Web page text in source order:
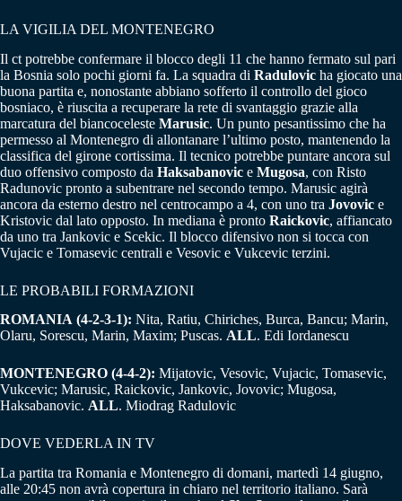
LA VIGILIA DEL MONTENEGRO
Il ct potrebbe confermare il blocco degli 11 che hanno fermato sul pari
la Bosnia solo pochi giorni fa. La squadra di Radulovic ha giocato una
buona partita e, nonostante abbiano sofferto il controllo del gioco
bosniaco, è riuscita a recuperare la rete di svantaggio grazie alla
marcatura del biancoceleste Marusic. Un punto pesantissimo che ha
permesso al Montenegro di allontanare l’ultimo posto, mantenendo la
classifica del girone cortissima. Il tecnico potrebbe puntare ancora sul
duo offensivo composto da Haksabanovic e Mugosa, con Risto
Radunovic pronto a subentrare nel secondo tempo. Marusic agirà
ancora da esterno destro nel centrocampo a 4, con uno tra Jovovic e
Kristovic dal lato opposto. In mediana è pronto Raickovic, affiancato
da uno tra Jankovic e Scekic. Il blocco difensivo non si tocca con
Vujacic e Tomasevic centrali e Vesovic e Vukcevic terzini.
LE PROBABILI FORMAZIONI
ROMANIA (4-2-3-1): Nita, Ratiu, Chiriches, Burca, Bancu; Marin,
Olaru, Sorescu, Marin, Maxim; Puscas. ALL. Edi Iordanescu
MONTENEGRO (4-4-2): Mijatovic, Vesovic, Vujacic, Tomasevic,
Vukcevic; Marusic, Raickovic, Jankovic, Jovovic; Mugosa,
Haksabanovic. ALL. Miodrag Radulovic
DOVE VEDERLA IN TV
La partita tra Romania e Montenegro di domani, martedì 14 giugno,
alle 20:45 non avrà copertura in chiaro nel territorio italiano. Sarà